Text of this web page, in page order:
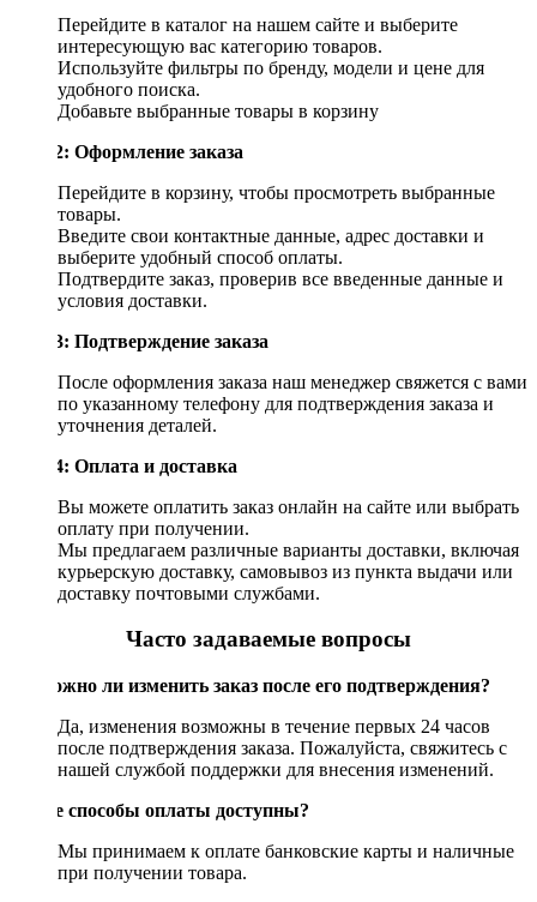
Перейдите в каталог на нашем сайте и выберите
интересующую вас категорию товаров.
Используйте фильтры по бренду, модели и цене для
удобного поиска.
Добавьте выбранные товары в корзину
Шаг 2: Оформление заказа
Перейдите в корзину, чтобы просмотреть выбранные
товары.
Введите свои контактные данные, адрес доставки и
выберите удобный способ оплаты.
Подтвердите заказ, проверив все введенные данные и
условия доставки.
Шаг 3: Подтверждение заказа
После оформления заказа наш менеджер свяжется с вами
по указанному телефону для подтверждения заказа и
уточнения деталей.
Шаг 4: Оплата и доставка
Вы можете оплатить заказ онлайн на сайте или выбрать
оплату при получении.
Мы предлагаем различные варианты доставки, включая
курьерскую доставку, самовывоз из пункта выдачи или
доставку почтовыми службами.
Часто задаваемые вопросы
Возможно ли изменить заказ после его подтверждения?
Да, изменения возможны в течение первых 24 часов
после подтверждения заказа. Пожалуйста, свяжитесь с
нашей службой поддержки для внесения изменений.
Какие способы оплаты доступны?
Мы принимаем к оплате банковские карты и наличные
при получении товара.